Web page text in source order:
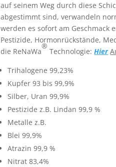
auf seinem Weg durch diese
abgestimmt sind, verwandeln
werden es sofort am Geschmack
Pestizide, Hormonrückstände,
die ReNaWa
®
Technologie:Hier
Trihalogene 99,23%
Kupfer 93 bis 99,9%
Silber, Uran 99,9%
Pestizide z.B. Lindan 99,9 %
Metalle z.B.
Blei 99,9%
Atrazin 99,9 %
Nitrat 83,4%